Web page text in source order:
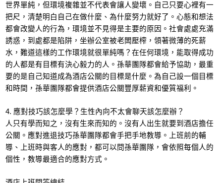
世界單純，但環境複雜並不代表會讓人變壞。自己只要心裡有一
把尺，清楚明白自己在做什麼、為什麼努力就好了。心態和想法
都會改變人的行為，環境並不見得是主要的原因。社會處處充滿
誘惑，到處都是陷阱，坐辦公室被老闆壓榨，領著微薄的死薪
水，難道這樣的工作環境就很單純嗎？在任何環境，能取得成功
的人都是有目標有決心毅力的人。孫華團隊都會給予協助，最重
要的是自己知道成為酒店公關的目標是什麼。為自己設一個目標
和時間，孫華團隊都會提供酒店公關豐厚薪資和優質福利。
4. 應對技巧該怎麼學？生性內向不太會聊天該怎麼辦？
人只有學而知之，沒有生來而知的。沒有人出生就要到酒店擔任
公關。應對進退技巧孫華團隊都會手把手地教導。上班前的輔
導、上班時與客人的應對，都可以問孫華團隊，會依照每個人的
個性，教導最適合的應對方式。